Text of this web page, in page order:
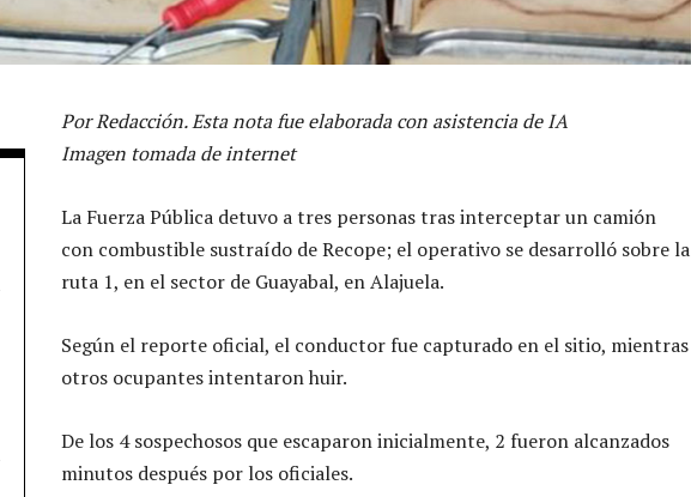
Por Redacción. Esta nota fue elaborada con asistencia de IA
Imagen tomada de internet
La Fuerza Pública detuvo a tres personas tras interceptar un camión
con combustible sustraído de Recope; el operativo se desarrolló sobre la
ruta 1, en el sector de Guayabal, en Alajuela.
Según el reporte oficial, el conductor fue capturado en el sitio, mientras
otros ocupantes intentaron huir.
De los 4 sospechosos que escaparon inicialmente, 2 fueron alcanzados
minutos después por los oficiales.